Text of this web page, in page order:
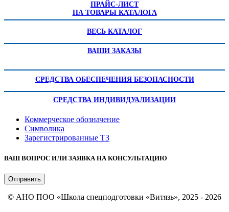
ПРАЙС-ЛИСТ
НА ТОВАРЫ КАТАЛОГА
ВЕСЬ КАТАЛОГ
ВАШИ ЗАКАЗЫ
СРЕДСТВА ОБЕСПЕЧЕНИЯ БЕЗОПАСНОСТИ
СРЕДСТВА ИНДИВИДУАЛИЗАЦИИ
Коммерческое обозначение
Символика
Зарегистрированные ТЗ
ВАШ ВОПРОС ИЛИ ЗАЯВКА НА КОНСУЛЬТАЦИЮ
Отправить
© АНО ПОО «Школа спецподготовки «Витязь», 2025 - 2026